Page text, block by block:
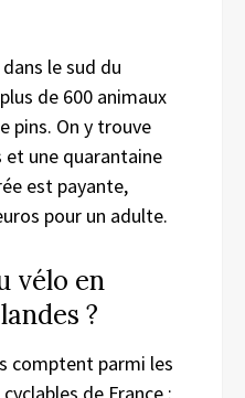
le sud du
de 600 animaux
pins. On y trouve
une quarantaine
est payante,
pour un adulte.
vélo en
?
comptent parmi les
de France :